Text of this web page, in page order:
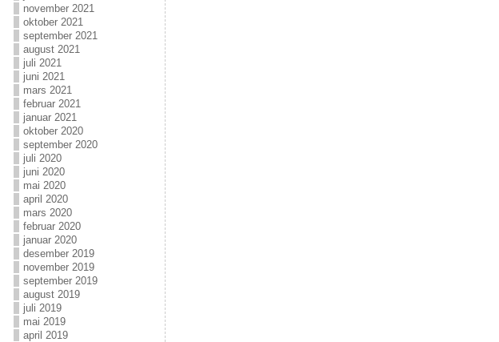
november 2021
oktober 2021
september 2021
august 2021
juli 2021
juni 2021
mars 2021
februar 2021
januar 2021
oktober 2020
september 2020
juli 2020
juni 2020
mai 2020
april 2020
mars 2020
februar 2020
januar 2020
desember 2019
november 2019
september 2019
august 2019
juli 2019
mai 2019
april 2019